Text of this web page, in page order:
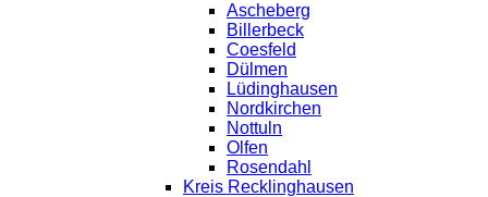
Ascheberg
Billerbeck
Coesfeld
Dülmen
Lüdinghausen
Nordkirchen
Nottuln
Olfen
Rosendahl
Kreis Recklinghausen